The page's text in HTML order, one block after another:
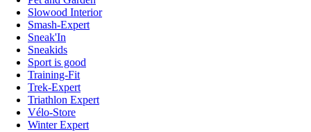
Slowood Interior
Smash-Expert
Sneak'In
Sneakids
Sport is good
Training-Fit
Trek-Expert
Triathlon Expert
Vélo-Store
Winter Expert